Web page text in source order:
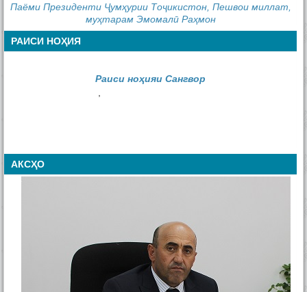
Паёми Президенти Ҷумҳурии Тоҷикистон, Пешвои миллат,
муҳтарам Эмомалӣ Раҳмон
РАИСИ НОҲИЯ
Раиси ноҳияи Сангвор
АКСҲО